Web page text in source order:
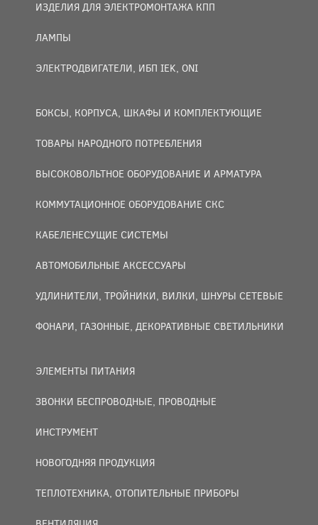
ИЗДЕЛИЯ ДЛЯ ЭЛЕКТРОМОНТАЖА КПП
ЛАМПЫ
ЭЛЕКТРОДВИГАТЕЛИ, ИБП IEK, ONI
БОКСЫ, КОРПУСА, ШКАФЫ И КОМПЛЕКТУЮЩИЕ
ТОВАРЫ НАРОДНОГО ПОТРЕБЛЕНИЯ
ВЫСОКОВОЛЬТНОЕ ОБОРУДОВАНИЕ И АРМАТУРА
КОММУТАЦИОННОЕ ОБОРУДОВАНИЕ СКС
КАБЕЛЕНЕСУЩИЕ СИСТЕМЫ
АВТОМОБИЛЬНЫЕ АКСЕССУАРЫ
УДЛИНИТЕЛИ, ТРОЙНИКИ, ВИЛКИ, ШНУРЫ СЕТЕВЫЕ
ФОНАРИ, ГАЗОННЫЕ, ДЕКОРАТИВНЫЕ СВЕТИЛЬНИКИ
ЭЛЕМЕНТЫ ПИТАНИЯ
ЗВОНКИ БЕСПРОВОДНЫЕ, ПРОВОДНЫЕ
ИНСТРУМЕНТ
НОВОГОДНЯЯ ПРОДУКЦИЯ
ТЕПЛОТЕХНИКА, ОТОПИТЕЛЬНЫЕ ПРИБОРЫ